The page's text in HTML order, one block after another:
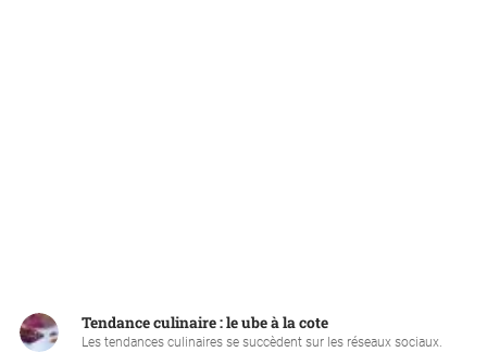
Tendance culinaire : le ube à la cote
Les tendances culinaires se succèdent sur les réseaux sociaux.